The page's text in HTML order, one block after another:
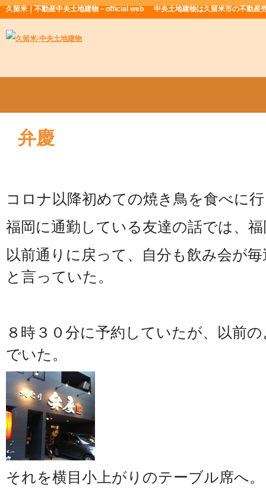
久留米｜不動産中央土地建物－official web 中央土地建物は久留米市の不動産
弁慶
コロナ以降初めての焼き鳥を食べに
福岡に通勤している友達の話では、
以前通りに戻って、自分も飲み会が
と言っていた。
８時３０分に予約していたが、以前
でいた。
それを横目小上がりのテーブル席へ。